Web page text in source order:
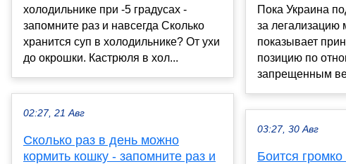
холодильнике при -5 градусах -
запомните раз и навсегда Сколько
хранится суп в холодильнике? От ухи
до окрошки. Кастрюля в хол...
02:27, 21 Авг
Сколько раз в день можно
кормить кошку - запомните раз и
Пока Украина
за легализацию
показывает
позицию по
запрещенным
03:27, 30 Авг
Боится